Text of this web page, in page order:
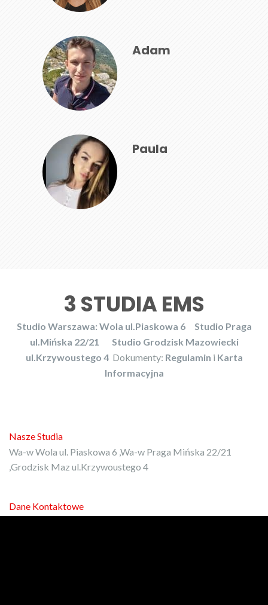
Adam
Paula
3 STUDIA EMS
Studio Warszawa: Wola ul.Piaskowa 6
Studio Praga
ul.Mińska 22/21
Studio Grodzisk Mazowiecki
ul.Krzywoustego 4 Dokumenty: Regulamin i Karta
Informacyjna
Nasze Studia
Wa-w Wola ul. Piaskowa 6 ,Wa-w Praga Mińska 22/21
,Grodzisk Maz ul.Krzywoustego 4
Dane Kontaktowe